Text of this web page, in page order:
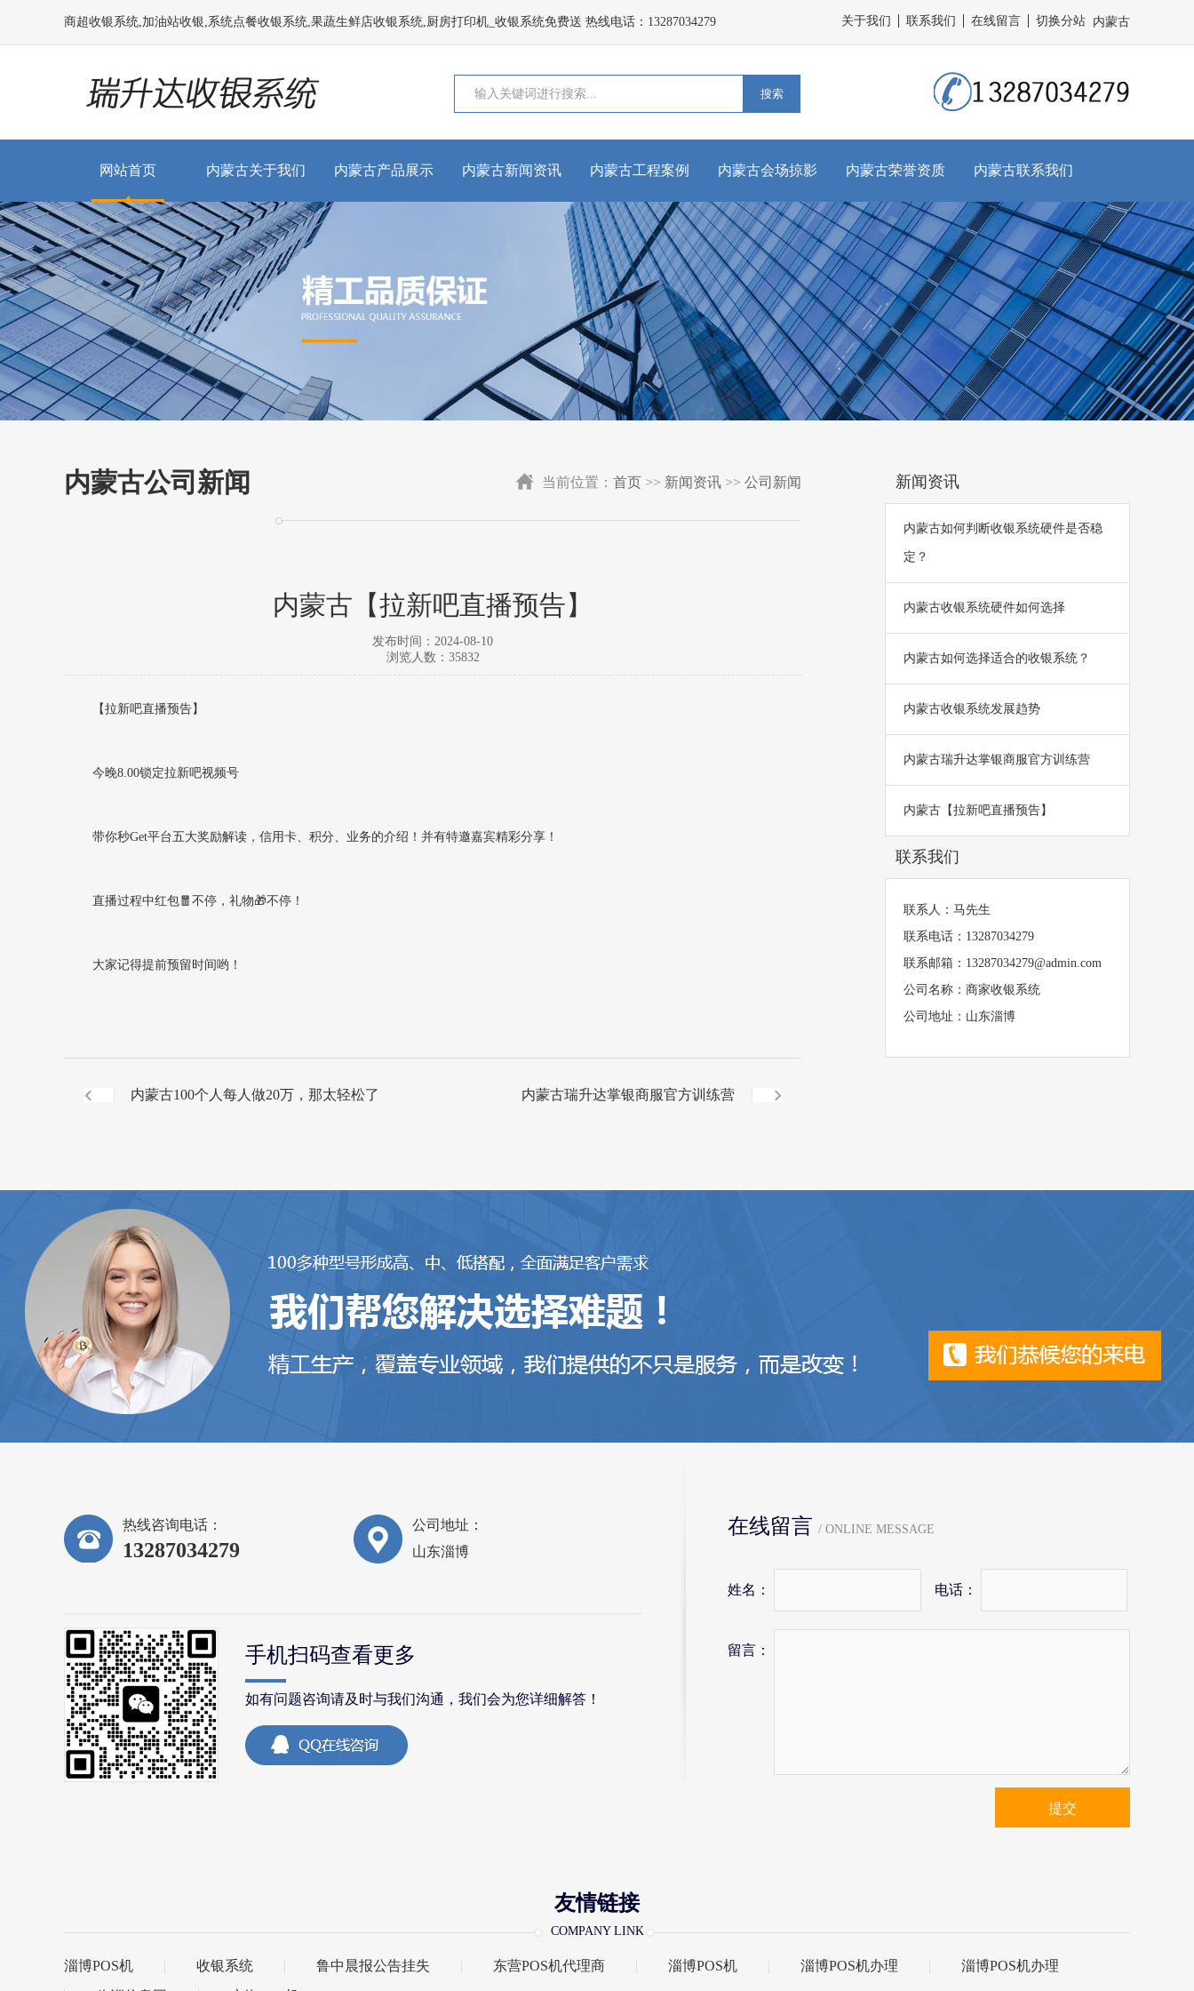
商超收银系统,加油站收银,系统点餐收银系统,果蔬生鲜店收银系统,厨房打印机_收银系统免费送 热线电话：13287034279 关于我们 联系我们 在线留言 内蒙古
切换分站
搜索
网站首页 内蒙古关于我们 内蒙古产品展示 内蒙古新闻资讯 内蒙古工程案例 内蒙古会场掠影 内蒙古荣誉资质 内蒙古联系我们
内蒙古公司新闻 当前位置： 首页 >> 新闻资讯 >> 公司新闻
内蒙古【拉新吧直播预告】
发布时间：2024-08-10
浏览人数：35832
【拉新吧直播预告】
今晚8.00锁定拉新吧视频号
带你秒Get平台五大奖励解读，信用卡、积分、业务的介绍！并有特邀嘉宾精彩分享！
直播过程中红包🧧不停，礼物🎁不停！
大家记得提前预留时间哟！
内蒙古100个人每人做20万，那太轻松了 内蒙古瑞升达掌银商服官方训练营
新闻资讯
内蒙古如何判断收银系统硬件是否稳
定？
内蒙古收银系统硬件如何选择
内蒙古如何选择适合的收银系统？
内蒙古收银系统发展趋势
内蒙古瑞升达掌银商服官方训练营
内蒙古【拉新吧直播预告】
联系我们
联系人：马先生
联系电话：13287034279
联系邮箱：13287034279@admin.com
公司名称：商家收银系统
公司地址：山东淄博
热线咨询电话：
13287034279
公司地址：
山东淄博
手机扫码查看更多
如有问题咨询请及时与我们沟通，我们会为您详细解答！
在线留言 / ONLINE MESSAGE
姓名： 电话：
留言：
提交
友情链接
COMPANY LINK
淄博POS机 收银系统 鲁中晨报公告挂失 东营POS机代理商 淄博POS机 淄博POS机办理
淄博POS机办理